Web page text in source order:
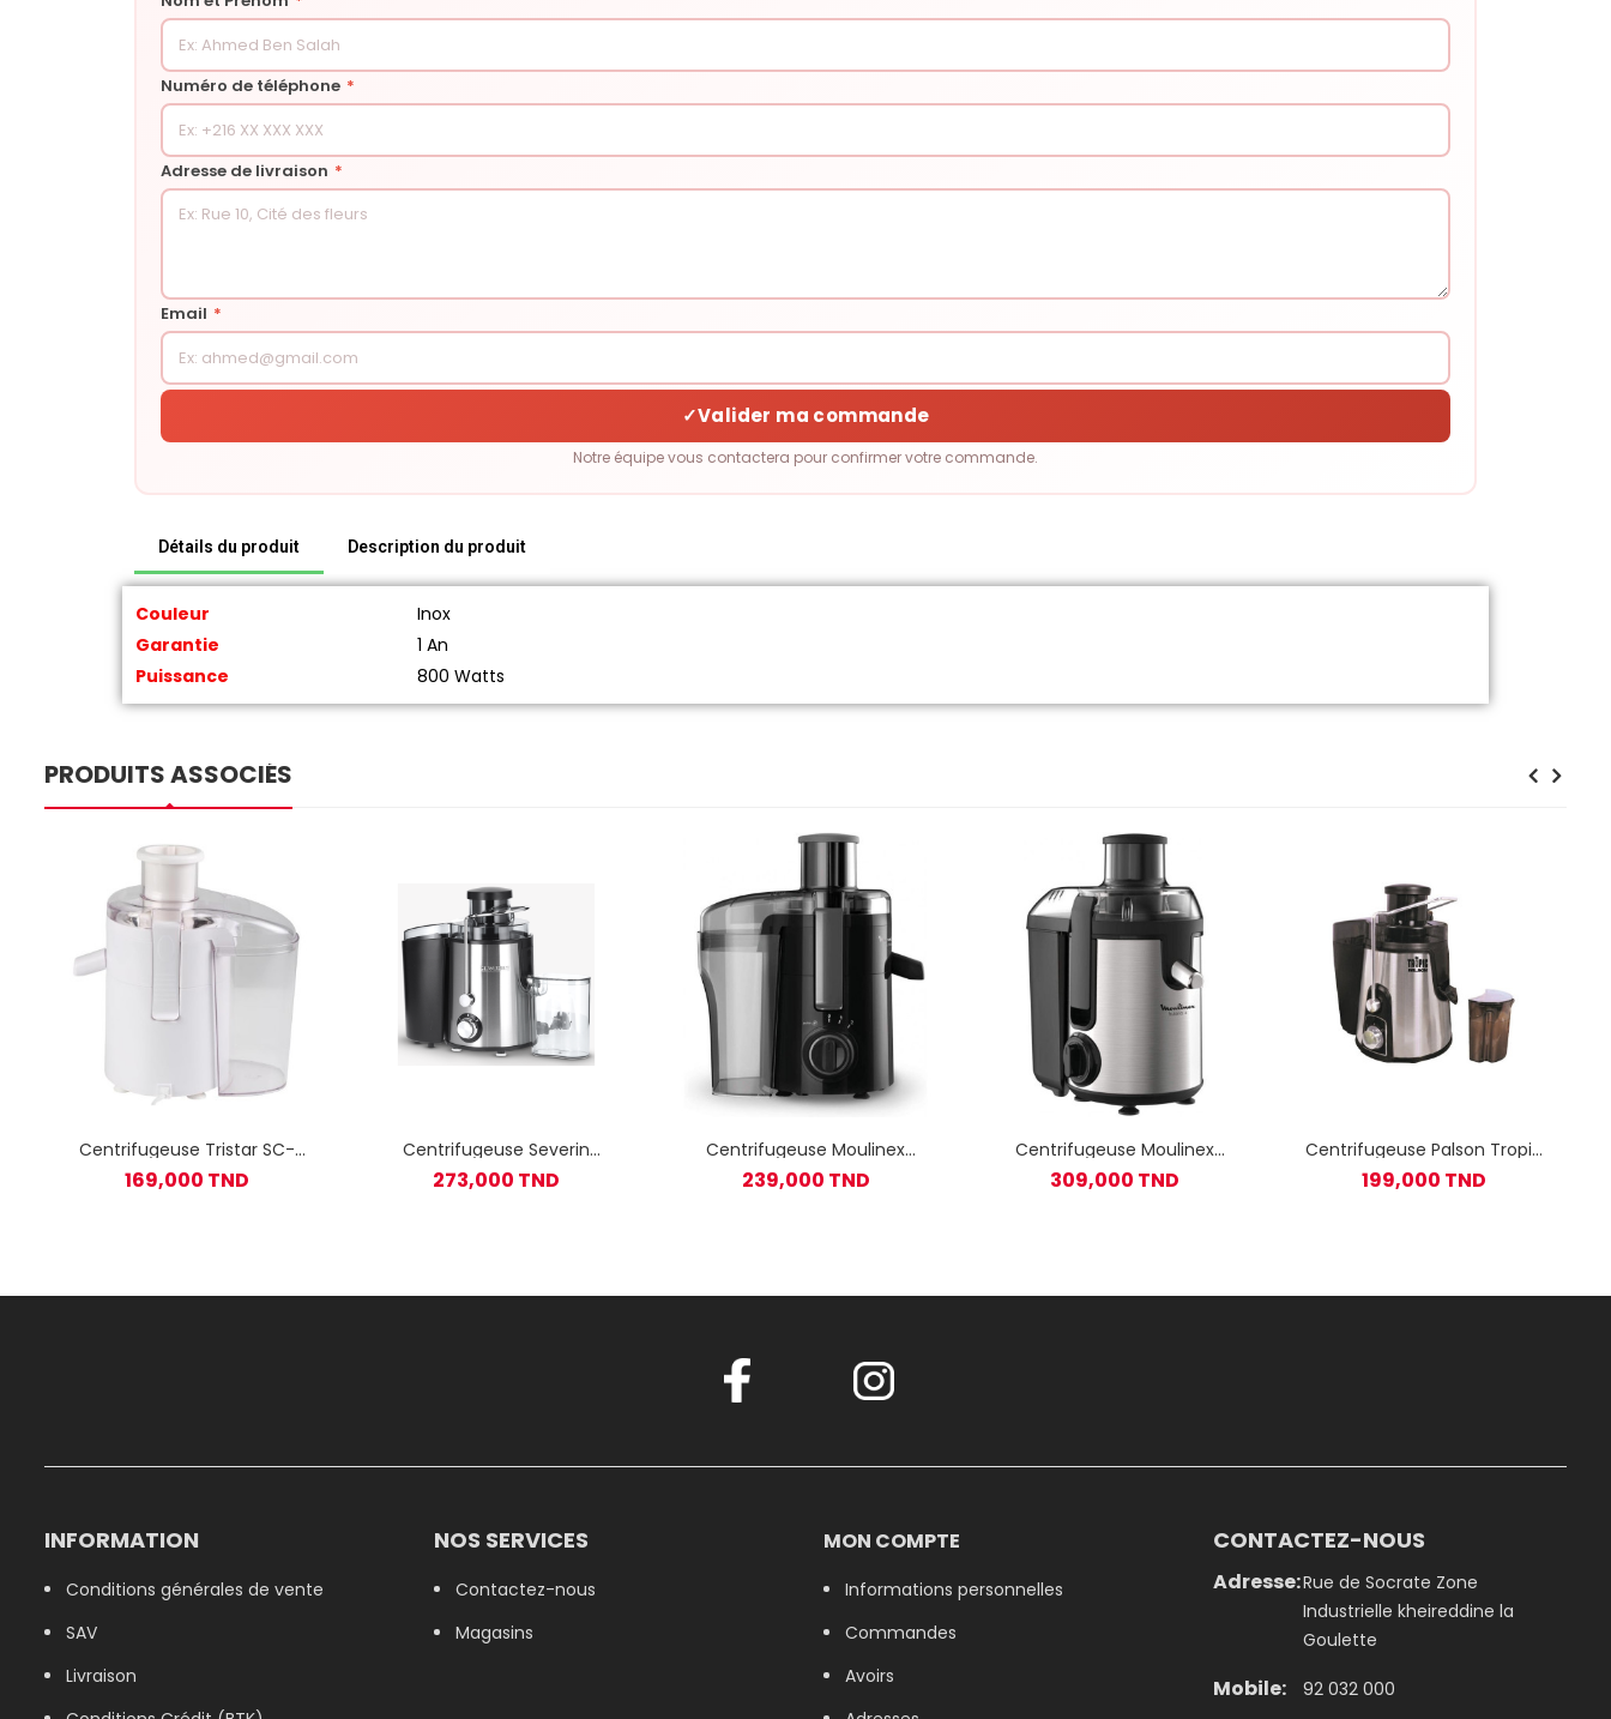
Numéro de téléphone *
Adresse de livraison *
Email *
✓Valider ma commande
Notre équipe vous contactera pour confirmer votre commande.
Détails du produit Description du produit
Couleur
Inox
Garantie
1 An
Puissance
800 Watts
PRODUITS ASSOCIÉS
Centrifugeuse Tristar SC-
2286 250W Blanc
169,000 TND
Centrifugeuse Severin
ES3566
273,000 TND
Centrifugeuse Moulinex
Frutelia Plus JU370810 450W
239,000 TND
Centrifugeuse Moulinex
Fruitelia+ Metal JU420D10
309,000 TND
Centrifugeuse Palson Tropic
400W PALSON
199,000 TND
INFORMATION
Conditions générales de vente
SAV
Livraison
NOS SERVICES
Contactez-nous
Magasins
MON COMPTE
Informations personnelles
Commandes
Avoirs
CONTACTEZ-NOUS
Adresse:Rue de Socrate Zone
Industrielle kheireddine la
Goulette
Mobile: 92 032 000